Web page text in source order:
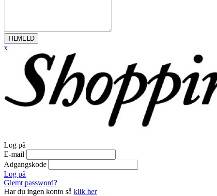
TILMELD
x
Log på
E-mail
Adgangskode
Log på
Glemt password?
Har du ingen konto så klik her